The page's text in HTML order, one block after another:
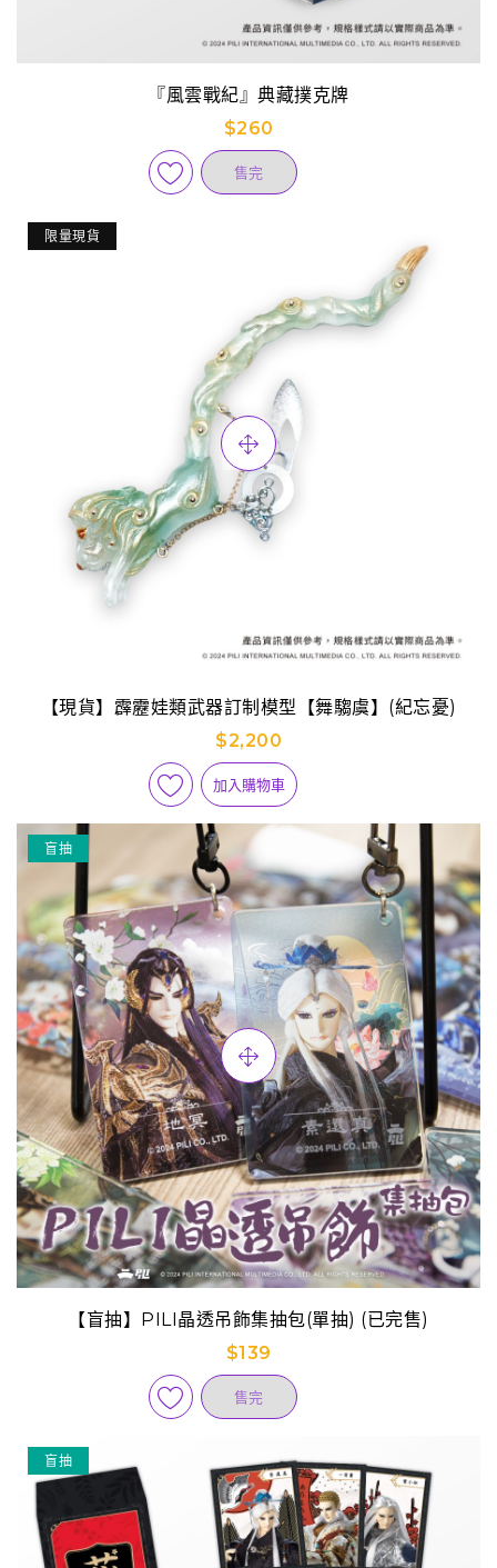
『風雲戰紀』典藏撲克牌
$260
售完
限量現貨
【現貨】霹靂娃類武器訂制模型【舞騶虞】(紀忘憂)
$2,200
加入購物車
盲抽
【盲抽】PILI晶透吊飾集抽包(單抽) (已完售)
$139
售完
盲抽